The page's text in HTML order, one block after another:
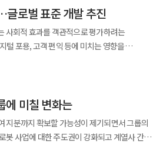
작업에 투입하고, 2030년에는 부품 조립으로
이터를 공급하고, 현대글로비스는 물류와
준화돼 있어 휴머노이드의 성능과 안전성,
고용을 줄일
인 도입이 고용 안정성을 떨어뜨릴 수 있다고
삼성전자는
이번 지분 인수가
가 될 것으로 기대하고 있다. 그동안 장기
자 결정 속도를 높여 피지컬 AI 경쟁력을
고도화를 이어간다는 방침이다. 핵심은
타플랜트 아메리카(HMGMA)에 아틀라스를
에서는 이번 지분 인수가
나믹스의 기업가치는 현재 30조원 이상으로
로벌 표준 개발 추진
사회적 효과를 객관적으로 평가하려는
털 포용, 고객 편익 등에 미치는 영향을
평가에도 영향을 미칠 것으로 전망된다.
AI가 실제 사회에 미치는 긍정적 효과를
도 커지고 있다. 이에 3사는 AI와
장에서도 활용할 수 있는 표준 방법론을 공동
한국과 일본을 비롯한 글로벌 시장으로 관련
미칠 변화는
지분까지 확보할 가능성이 제기되면서 그룹의
사업에 대한 주도권이 강화되고 계열사 간
한 만큼 미래 성장성과 실적 부담이 공존할